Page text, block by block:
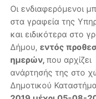
Οι ενδιαφερόμενοι
στα γραφεία της
και ειδικότερα στο
Δήμου, εντός
ημερών, που
ανάρτησής της στο
Δημοτικού